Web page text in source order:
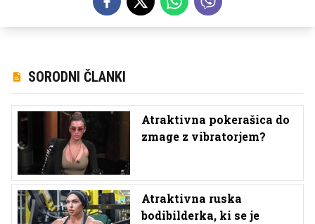
SORODNI ČLANKI
Atraktivna pokerašica do
zmage z vibratorjem?
Atraktivna ruska
bodibilderka, ki se je